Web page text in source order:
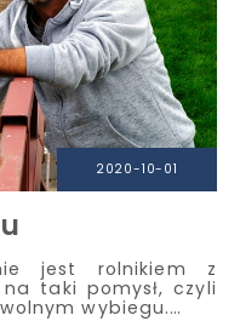
2020-10-01
jest rolnikiem z
taki pomysł, czyli
wybiegu.…